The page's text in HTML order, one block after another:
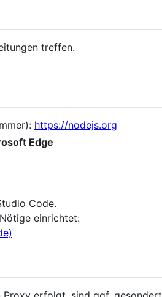
treffen.
https://nodejs.org
Edge
Code.
einrichtet: